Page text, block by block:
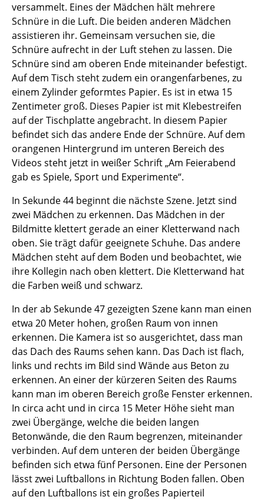
versammelt. Eines der Mädchen hält mehrere
Schnüre in die Luft. Die beiden anderen Mädchen
assistieren ihr. Gemeinsam versuchen sie, die
Schnüre aufrecht in der Luft stehen zu lassen. Die
Schnüre sind am oberen Ende miteinander befestigt.
Auf dem Tisch steht zudem ein orangenfarbenes, zu
einem Zylinder geformtes Papier. Es ist in etwa 15
Zentimeter groß. Dieses Papier ist mit Klebestreifen
auf der Tischplatte angebracht. In diesem Papier
befindet sich das andere Ende der Schnüre. Auf dem
orangenen Hintergrund im unteren Bereich des
Videos steht jetzt in weißer Schrift „Am Feierabend
gab es Spiele, Sport und Experimente“.
In Sekunde 44 beginnt die nächste Szene. Jetzt sind
zwei Mädchen zu erkennen. Das Mädchen in der
Bildmitte klettert gerade an einer Kletterwand nach
oben. Sie trägt dafür geeignete Schuhe. Das andere
Mädchen steht auf dem Boden und beobachtet, wie
ihre Kollegin nach oben klettert. Die Kletterwand hat
die Farben weiß und schwarz.
In der ab Sekunde 47 gezeigten Szene kann man einen
etwa 20 Meter hohen, großen Raum von innen
erkennen. Die Kamera ist so ausgerichtet, dass man
das Dach des Raums sehen kann. Das Dach ist flach,
links und rechts im Bild sind Wände aus Beton zu
erkennen. An einer der kürzeren Seiten des Raums
kann man im oberen Bereich große Fenster erkennen.
In circa acht und in circa 15 Meter Höhe sieht man
zwei Übergänge, welche die beiden langen
Betonwände, die den Raum begrenzen, miteinander
verbinden. Auf dem unteren der beiden Übergänge
befinden sich etwa fünf Personen. Eine der Personen
lässt zwei Luftballons in Richtung Boden fallen. Oben
auf den Luftballons ist ein großes Papierteil